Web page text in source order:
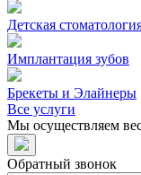
Детская
Имплантация зубов
Брекеты и Элайнеры
Все услуги
Мы осуществляем
Обратный звонок